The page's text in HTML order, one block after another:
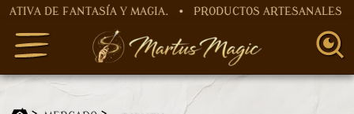
DE FANTASÍA Y MAGIA. • PRODUCTOS ARTESANALES